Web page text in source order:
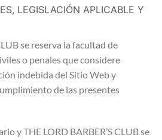
LEGISLACIÓN APLICABLE Y
se reserva la facultad de
o penales que considere
indebida del Sitio Web y
de las presentes
y THE LORD BARBER’S CLUB se